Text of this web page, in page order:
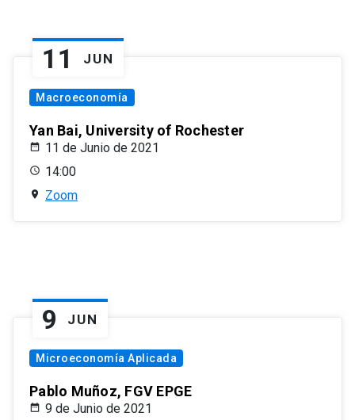
11 JUN
Macroeconomía
Yan Bai, University of Rochester
11 de Junio de 2021
14:00
Zoom
9 JUN
Microeconomía Aplicada
Pablo Muñoz, FGV EPGE
9 de Junio de 2021